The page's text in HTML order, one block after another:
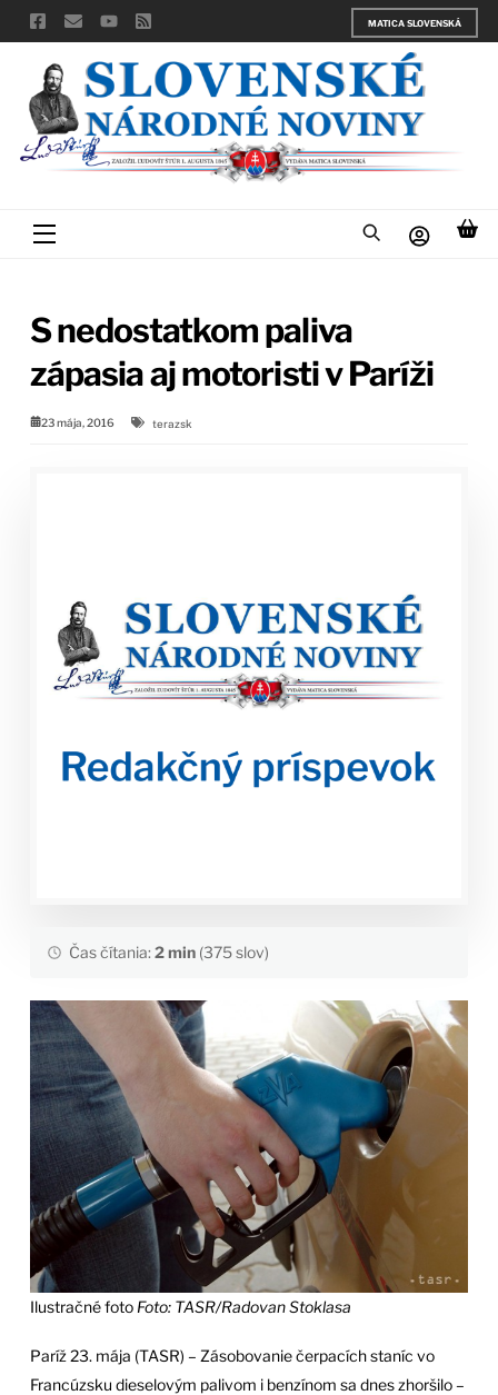
Skip
to
content
MATICA SLOVENSKÁ
Menu
S nedostatkom paliva
zápasia aj motoristi v Paríži
23 mája, 2016 terazsk
Čas čítania:2 min(375 slov)
Ilustračné foto Foto: TASR/Radovan Stoklasa
Paríž 23. mája (TASR) – Zásobovanie čerpacích staníc vo
Francúzsku dieselovým palivom i benzínom sa dnes zhoršilo –